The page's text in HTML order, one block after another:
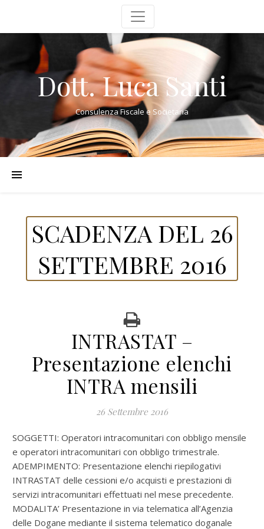
Dott. Luca Santi
Consulenza Fiscale e Societaria
SCADENZA DEL 26
SETTEMBRE 2016
INTRASTAT –
Presentazione elenchi
INTRA mensili
26 Settembre 2016
SOGGETTI: Operatori intracomunitari con obbligo mensile
e operatori intracomunitari con obbligo trimestrale.
ADEMPIMENTO: Presentazione elenchi riepilogativi
INTRASTAT delle cessioni e/o acquisti e prestazioni di
servizi intracomunitari effettuati nel mese precedente.
MODALITA’ Presentazione in via telematica all’Agenzia
delle Dogane mediante il sistema telematico doganale